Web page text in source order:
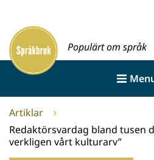
innehållet
Framsida
Populärt om språk
Artiklar
Redaktörsvardag bland tusen
verkligen vårt kulturarv”